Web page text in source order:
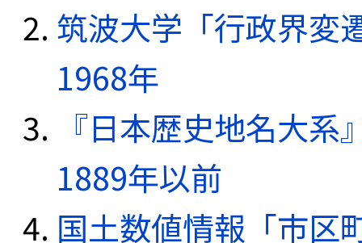
筑波大学「行政界変
1968年
『日本歴史地名大
1889年以前
国土数値情報「市区